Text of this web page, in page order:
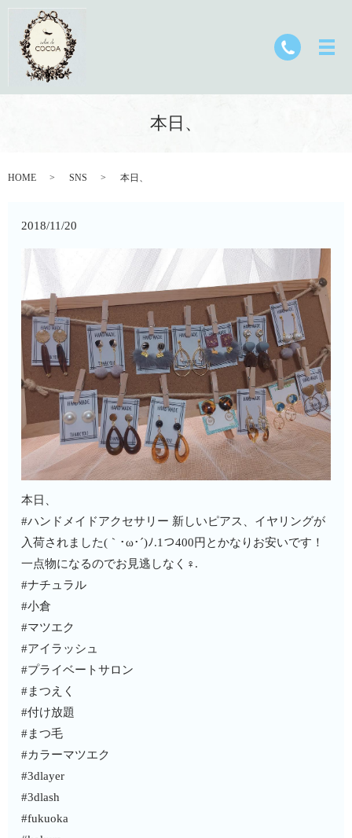
本日、
HOME SNS 本日、
2018/11/20
本日、
#ハンドメイドアクセサリー 新しいピアス、イヤリングが
入荷されました(｀･ω･´)ﾉ.1つ400円とかなりお安いです！
一点物になるのでお見逃しなく‍♀️.
#ナチュラル
#小倉
#マツエク
#アイラッシュ
#プライベートサロン
#まつえく
#付け放題
#まつ毛
#カラーマツエク
#3dlayer
#3dlash
#fukuoka